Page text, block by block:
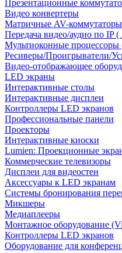
Презентационные
Видео конвертеры
Матричные AV-коммутаторы
Передача видео/аудио по IP
Мультиоконные
Ресиверы/Проигрыватели/
Видео-отображающее
LED экраны
Интерактивные столы
Интерактивные дисплеи
Контроллеры LED экранов
Профессиональные панели
Проекторы
Интерактивные киоски
Lumien: Проекционные
Коммерческие телевизоры
Дисплеи для видеостен
Аксессуары к LED экранам
Системы бронирования
Микшеры
Медиаплееры
Монтажное оборудование
Контроллеры LED экранов
Оборудование для